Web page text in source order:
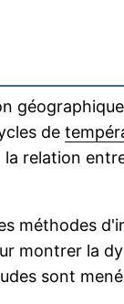
de
la relation
méthodes
montrer la
sont